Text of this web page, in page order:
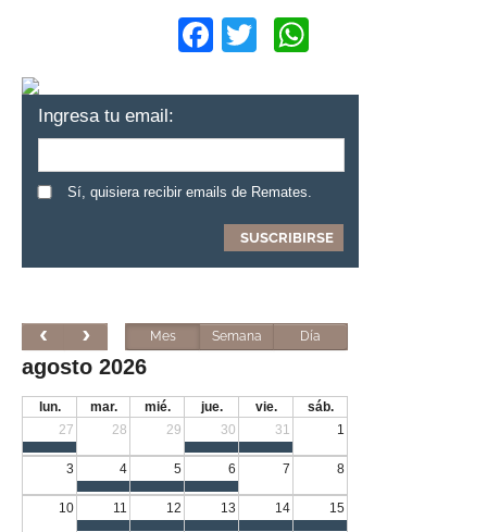
Facebook
Twitter
Ingresa tu email:
Sí, quisiera recibir emails de Remates.
Mes Semana Día
agosto 2026
lun. mar. mié. jue. vie.
sáb.
27
28 29 30 31 1
3 4 5 6 7 8
10 11 12 13 14 15